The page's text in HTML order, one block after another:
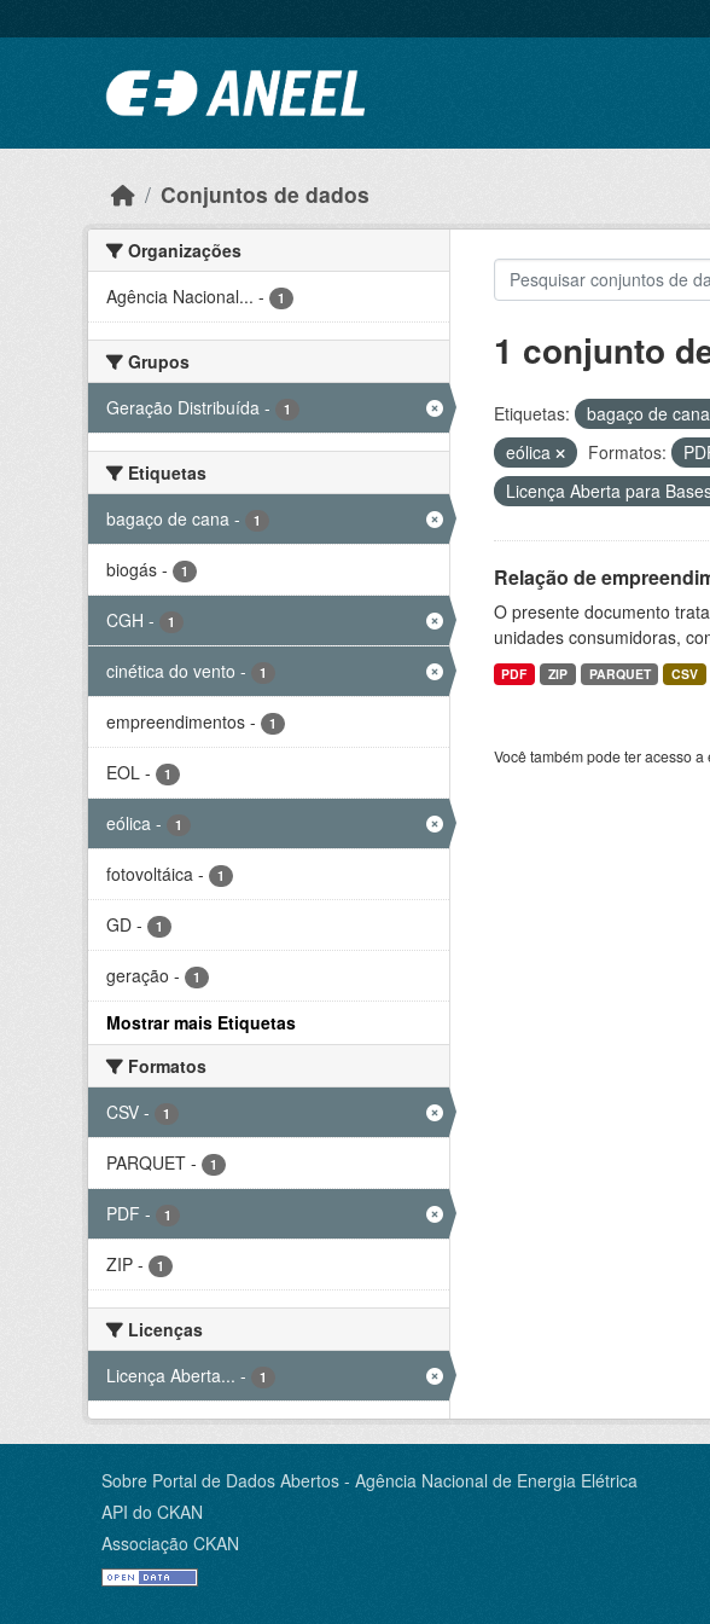
Conjuntos de dados
Organizações
Agência Nacional... - 1
Grupos
Geração Distribuída - 1
Etiquetas
bagaço de cana - 1
biogás - 1
CGH - 1
cinética do vento - 1
empreendimentos - 1
EOL - 1
eólica - 1
fotovoltáica - 1
GD - 1
geração - 1
Mostrar mais Etiquetas
Formatos
CSV - 1
PARQUET - 1
PDF - 1
ZIP - 1
Licenças
Licença Aberta... - 1
1 conjunto
Etiquetas: bagaço de cana
eólica
Formatos:
Licença Aberta para
Relação de
O presente documento
unidades consumidoras,
PDF ZIP PARQUET CSV
Você também pode ter acesso
Sobre Portal de Dados Abertos - Agência Nacional de Energia Elétrica
API do CKAN
Associação CKAN